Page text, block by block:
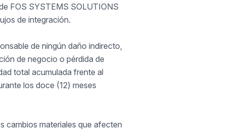
FOS SYSTEMS SOLUTIONS
de integración.
de ningún daño indirecto,
de negocio o pérdida de
total acumulada frente al
los doce (12) meses
cambios materiales que afecten